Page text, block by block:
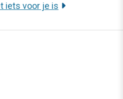
iets voor je is